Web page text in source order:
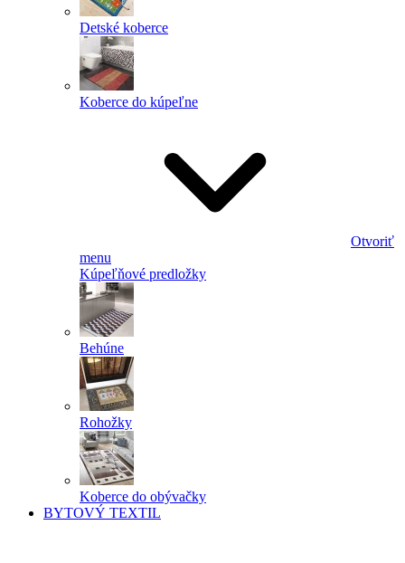
Detské koberce
Koberce do kúpeľne
Otvoriť
menu
Kúpeľňové predložky
Behúne
Rohožky
Koberce do obývačky
BYTOVÝ TEXTIL